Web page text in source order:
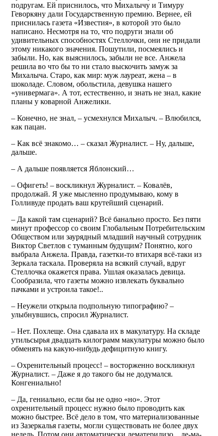
подругам. Ей приснилось, что Михалычу и Тимуру
Геворкяну дали Государственную премию. Вернее, ей
приснилась газета «Известия», в которой это было
написано. Несмотря на то, что подруги знали об
удивительных способностях Стеллочки, они не придали
этому никакого значения. Пошутили, посмеялись и
забыли. Но, как выяснилось, забыли не все. Анжела
решила во что бы то ни стало выскочить замуж за
Михалыча. Старо, как мир: муж лауреат, жена – в
шоколаде. Словом, обольстила, девушка нашего
«универмага». А тот, естественно, и знать не знал, какие
планы у коварной Анжелики.
– Конечно, не знал, – усмехнулся Михалыч. – Влюбился,
как пацан.
– Как всё знакомо… – сказал Журналист. – Ну, дальше,
дальше.
– А дальше появляется Яблонский…
– Офигеть! – воскликнул Журналист. – Ковалёв,
продолжай. Я уже мысленно продумываю, кому в
Голливуде продать ваш крутейший сценарий.
– Да какой там сценарий? Всё банально просто. Без пяти
минут профессор со своим Глобальным Потребительским
Обществом или заурядный младший научный сотрудник
Виктор Светлов с туманным будущим? Понятно, кого
выбрала Анжела. Правда, газетки-то втихаря всё-таки из
Зеркала таскала. Проверяла на всякий случай, вдруг
Стеллочка окажется права. Ушлая оказалась девица.
Сообразила, что газеты можно извлекать буквально
пачками и устроила такое!..
– Неужели открыла подпольную типографию? –
улыбнувшись, спросил Журналист.
– Нет. Похлеще. Она сдавала их в макулатуру. На складе
утильсырья двадцать килограмм макулатуры можно было
обменять на какую-нибудь дефицитную книгу.
– Охренительный процесс! – восторженно воскликнул
Журналист. – Даже я до такого бы не додумался.
Конгениально!
– Да, гениально, если бы не одно «но». Этот
охренительный процесс нужно было проводить как
можно быстрее. Всё дело в том, что материализованные
из Зазеркалья газеты, могли существовать не более двух
недель. Потом они автоматически дематерилизо... де-ма-